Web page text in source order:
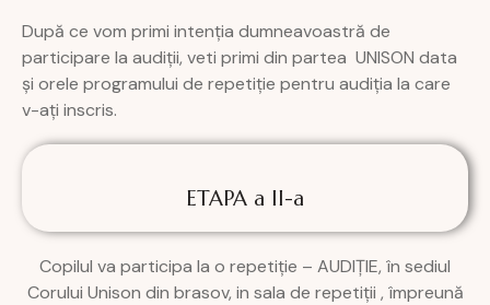
După ce vom primi intenția dumneavoastră de
participare la audiții, veti primi din partea UNISON data
și orele programului de repetiție pentru audiția la care
v-ați inscris.
ETAPA a II-a
Copilul va participa la o repetiție – AUDIȚIE, în sediul
Corului Unison din brasov, in sala de repetiții , împreună